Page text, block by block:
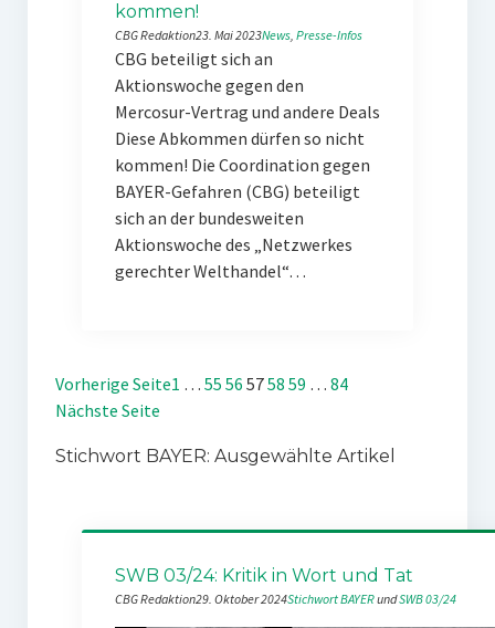
kommen!
CBG Redaktion23. Mai 2023News, Presse-Infos
CBG beteiligt sich an
Aktionswoche gegen den
Mercosur-Vertrag und andere Deals
Diese Abkommen dürfen so nicht
kommen! Die Coordination gegen
BAYER-Gefahren (CBG) beteiligt
sich an der bundesweiten
Aktionswoche des „Netzwerkes
gerechter Welthandel“…
Vorherige Seite1 … 55 56 5758 59 … 84
Nächste Seite
Stichwort BAYER: Ausgewählte Artikel
SWB 03/24: Kritik in Wort und Tat
CBG Redaktion29. Oktober 2024Stichwort BAYER und SWB 03/24